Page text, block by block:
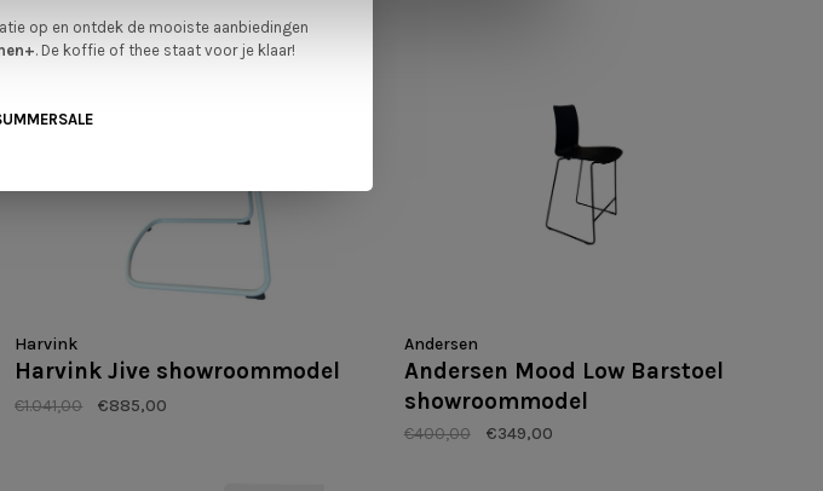
Harvink
Harvink Jive showroommodel
€1.041,00 €885,00
Andersen
Andersen Mood Low Barstoel
showroommodel
€400,00 €349,00
op en ontdek de mooiste aanbiedingen
. De koffie of thee staat voor je klaar!